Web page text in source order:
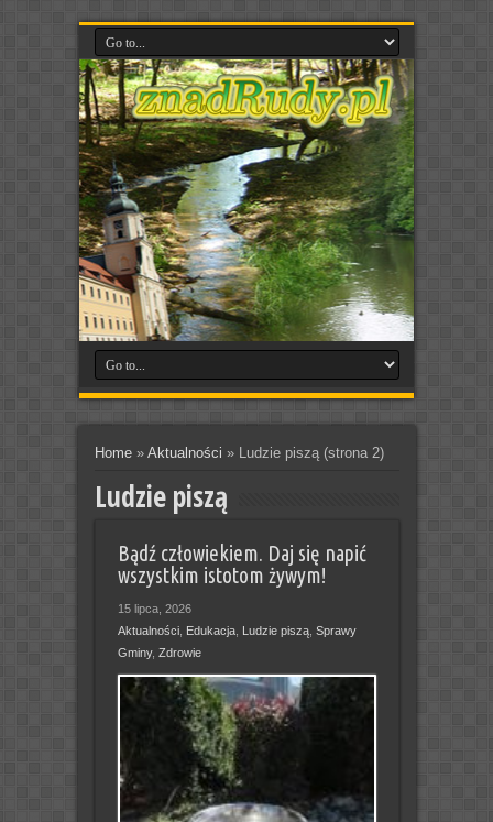
Home» Aktualności » Ludzie piszą(strona 2)
Ludzie piszą
Bądź człowiekiem. Daj się napić
wszystkim istotom żywym!
15 lipca, 2026
Aktualności, Edukacja, Ludzie piszą, Sprawy
Gminy, Zdrowie